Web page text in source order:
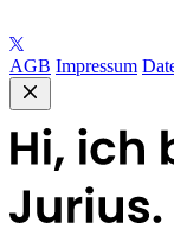
AGB Impressum